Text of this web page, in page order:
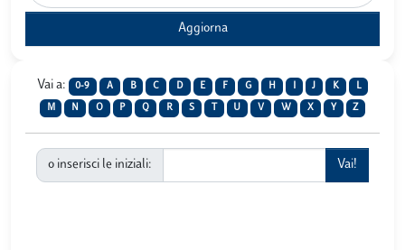
Vai a: 0-9 A B C D E F G H J K L
M N O P Q R S U V W X Y Z
o inserisci le iniziali: